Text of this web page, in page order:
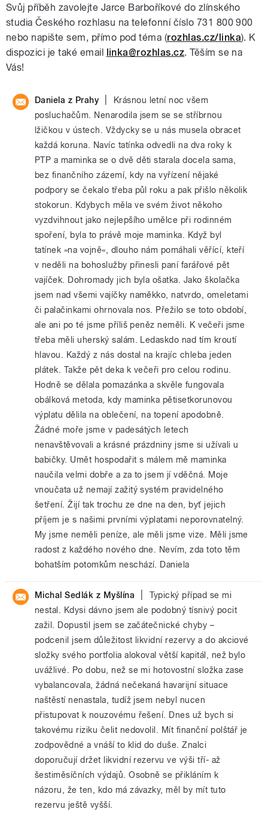
Svůj příběh zavolejte Jarce Barboříkové do zlínského
studia Českého rozhlasu na telefonní číslo 731 800 900
nebo napište sem, přímo pod téma (rozhlas.cz/linka). K
dispozici je také email linka@rozhlas.cz. Těším se na
Vás!
Daniela z Prahy
Krásnou letní noc všem
posluchačům. Nenarodila jsem se se stříbrnou
lžičkou v ústech. Vždycky se u nás musela obracet
každá koruna. Navíc tatínka odvedli na dva roky k
PTP a maminka se o dvě děti starala docela sama,
bez finančního zázemí, kdy na vyřízení nějaké
podpory se čekalo třeba půl roku a pak přišlo několik
stokorun. Kdybych měla ve svém život někoho
vyzdvihnout jako nejlepšího umělce při rodinném
spoření, byla to právě moje maminka. Když byl
tatínek »na vojně«, dlouho nám pomáhali věřící, kteří
v neděli na bohoslužby přinesli paní farářové pět
vajíček. Dohromady jich byla ošatka. Jako školačka
jsem nad všemi vajíčky naměkko, natvrdo, omeletami
či palačinkami ohrnovala nos. Přežilo se toto období,
ale ani po té jsme příliš peněz neměli. K večeři jsme
třeba měli uherský salám. Ledaskdo nad tím kroutí
hlavou. Každý z nás dostal na krajíc chleba jeden
plátek. Takže pět deka k večeři pro celou rodinu.
Hodně se dělala pomazánka a skvěle fungovala
obálková metoda, kdy maminka pětisetkorunovou
výplatu dělila na oblečení, na topení apodobně.
Žádné moře jsme v padesátých letech
nenavštěvovali a krásné prázdniny jsme si užívali u
babičky. Umět hospodařit s málem mě maminka
naučila velmi dobře a za to jsem jí vděčná. Moje
vnoučata už nemají zažitý systém pravidelného
šetření. Žijí tak trochu ze dne na den, byť jejich
příjem je s našimi prvními výplatami neporovnatelný.
My jsme neměli peníze, ale měli jsme vize. Měli jsme
radost z každého nového dne. Nevím, zda toto těm
bohatším potomkům neschází. Daniela
Michal Sedlák z Myšlína
Typický případ se mi
nestal. Kdysi dávno jsem ale podobný tísnivý pocit
zažil. Dopustil jsem se začátečnické chyby –
podcenil jsem důležitost likvidní rezervy a do akciové
složky svého portfolia alokoval větší kapitál, než bylo
uvážlivé. Po dobu, než se mi hotovostní složka zase
vybalancovala, žádná nečekaná havarijní situace
naštěstí nenastala, tudíž jsem nebyl nucen
přistupovat k nouzovému řešení. Dnes už bych si
takovému riziku čelit nedovolil. Mít finanční polštář je
zodpovědné a vnáší to klid do duše. Znalci
doporučují držet likvidní rezervu ve výši tří- až
šestiměsíčních výdajů. Osobně se přikláním k
názoru, že ten, kdo má závazky, měl by mít tuto
rezervu ještě vyšší.